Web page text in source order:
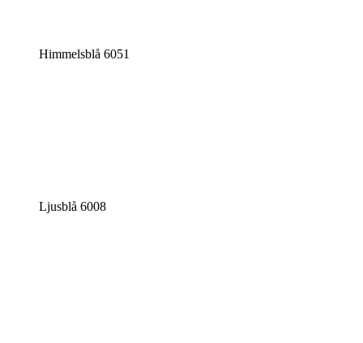
Himmelsblå 6051
Ljusblå 6008